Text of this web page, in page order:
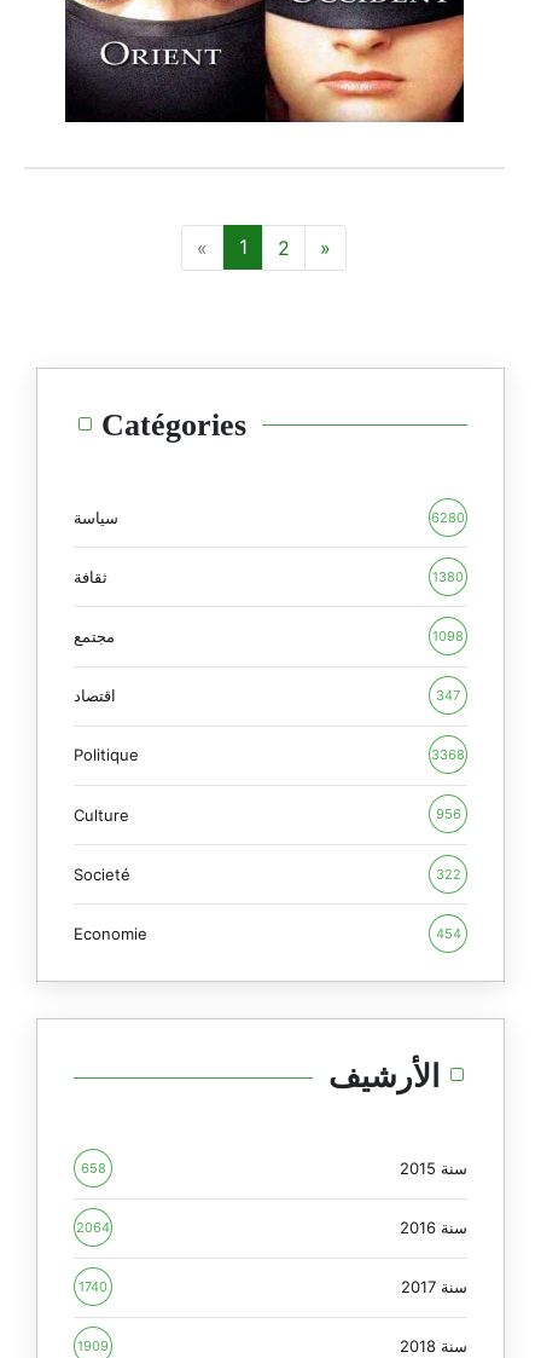
1 2
Catégories
سياسة 6280
ثقافة 1380
مجتمع 1098
اقتصاد 347
Politique 3368
Culture 956
Societé 322
Economie 454
الأرشيف
سنة 2015 658
سنة 2016 2064
سنة 2017 1740
سنة 2018 1909